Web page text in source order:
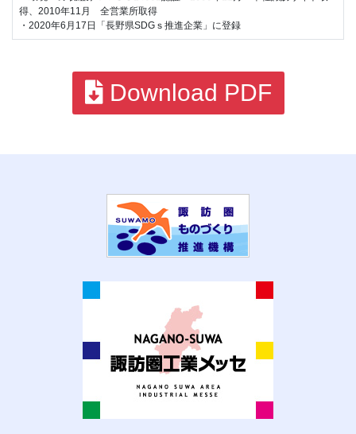
得、2010年11月 全営業所取得
・2020年6月17日「長野県SDGｓ推進企業」に登録
Download PDF